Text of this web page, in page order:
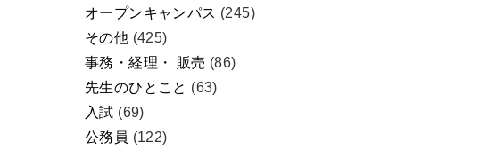
オープンキャンパス (245)
その他 (425)
事務・経理・ 販売 (86)
先生のひとこと (63)
入試 (69)
公務員 (122)